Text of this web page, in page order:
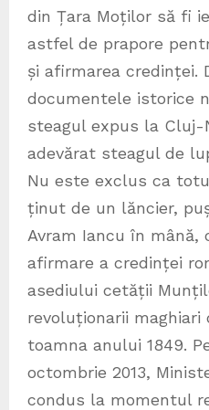
din Țara Moților să fi
astfel de prapore
și afirmarea credinței.
documentele istorice
steagul expus la Cluj-
adevărat steagul de
Nu este exclus ca
ținut de un lăncier,
Avram Iancu în mână,
afirmare a credinței
asediului cetății
revoluționarii maghiari
toamna anului 1849.
octombrie 2013,
condus la momentul